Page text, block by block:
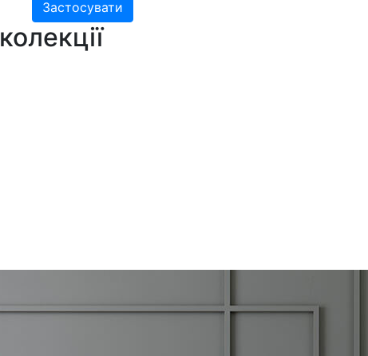
Застосувати
колекції